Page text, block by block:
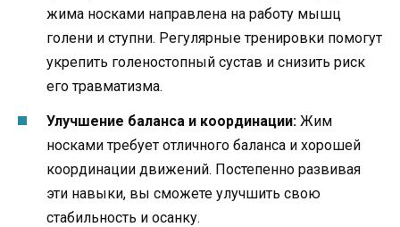
жима носками направлена на работу мышц
голени и ступни. Регулярные тренировки помогут
укрепить голеностопный сустав и снизить риск
его травматизма.
Улучшение баланса и координации: Жим
носками требует отличного баланса и хорошей
координации движений. Постепенно развивая
эти навыки, вы сможете улучшить свою
стабильность и осанку.